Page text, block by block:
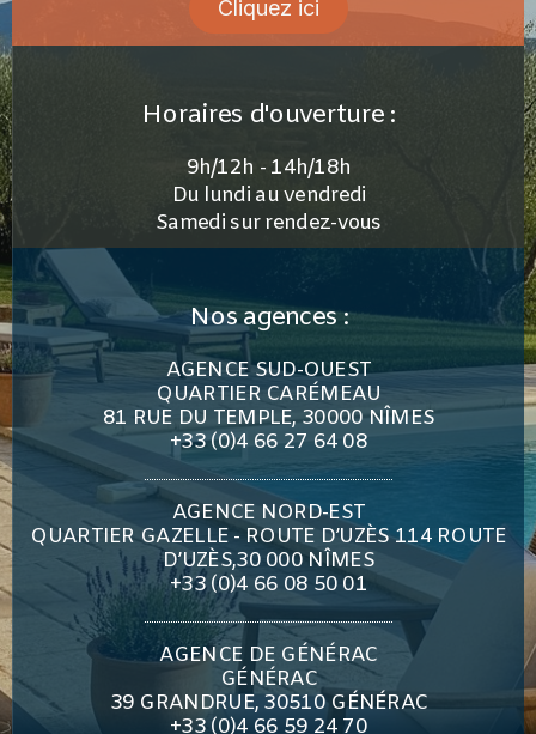
Cliquez ici
Horaires d'ouverture :
9h/12h - 14h/18h
Du lundi au vendredi
Samedi sur rendez-vous
Nos agences :
AGENCE SUD-OUEST
QUARTIER CARÉMEAU
81 RUE DU TEMPLE, 30000 NÎMES
+33 (0)4 66 27 64 08
AGENCE NORD-EST
QUARTIER GAZELLE - ROUTE D’UZÈS 114 ROUTE
D’UZÈS,30 000 NÎMES
+33 (0)4 66 08 50 01
AGENCE DE GÉNÉRAC
GÉNÉRAC
39 GRANDRUE, 30510 GÉNÉRAC
+33 (0)4 66 59 24 70